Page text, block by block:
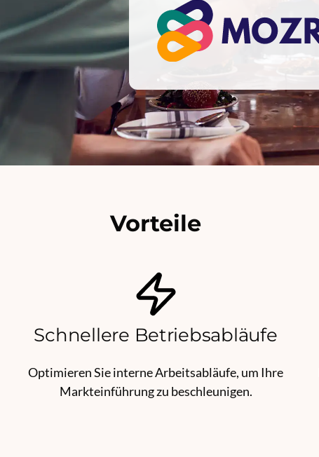
Vorteile
Schnellere Betriebsabläufe
Optimieren Sie interne Arbeitsabläufe, um Ihre
Markteinführung zu beschleunigen.